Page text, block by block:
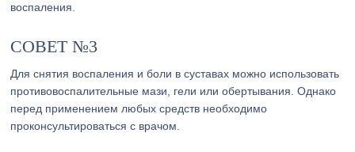
воспаления.
СОВЕТ №3
Для снятия воспаления и боли в суставах можно использовать
противовоспалительные мази, гели или обертывания. Однако
перед применением любых средств необходимо
проконсультироваться с врачом.